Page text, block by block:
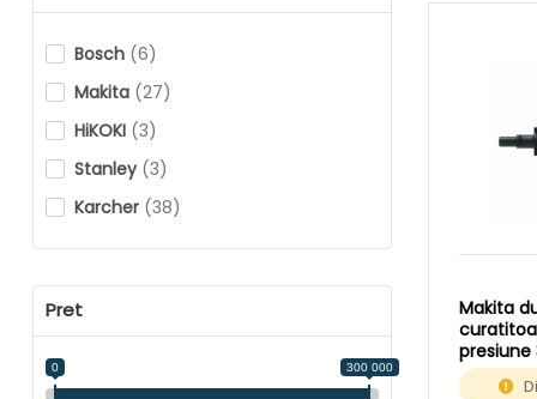
Bosch (6)
Makita (27)
HiKOKI (3)
Stanley (3)
Karcher (38)
Pret
0 300 000
Makita